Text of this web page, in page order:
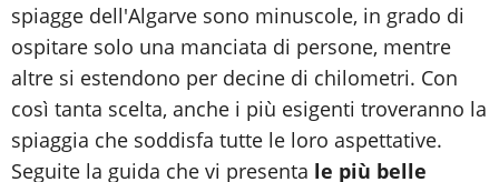
spiagge dell'Algarve sono minuscole, in grado di
ospitare solo una manciata di persone, mentre
altre si estendono per decine di chilometri. Con
così tanta scelta, anche i più esigenti troveranno la
spiaggia che soddisfa tutte le loro aspettative.
Seguite la guida che vi presenta le più belle